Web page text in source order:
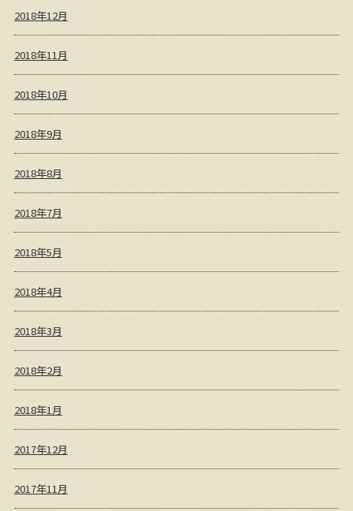
2018年12月
2018年11月
2018年10月
2018年9月
2018年8月
2018年7月
2018年5月
2018年4月
2018年3月
2018年2月
2018年1月
2017年12月
2017年11月